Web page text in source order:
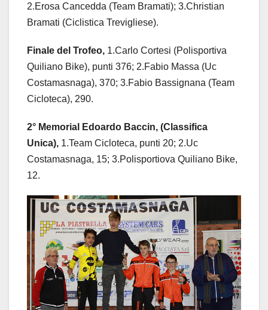
2.Erosa Cancedda (Team Bramati); 3.Christian
Bramati (Ciclistica Trevigliese).
Finale del Trofeo, 1.Carlo Cortesi (Polisportiva
Quiliano Bike), punti 376; 2.Fabio Massa (Uc
Costamasnaga), 370; 3.Fabio Bassignana (Team
Cicloteca), 290.
2° Memorial Edoardo Baccin, (Classifica
Unica), 1.Team Cicloteca, punti 20; 2.Uc
Costamasnaga, 15; 3.Polisportiova Quiliano Bike,
12.